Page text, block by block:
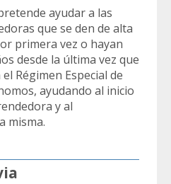
ayudar a las
que se den de alta
primera vez o hayan
desde la última vez que
Régimen Especial de
ayudando al inicio
y al
misma.